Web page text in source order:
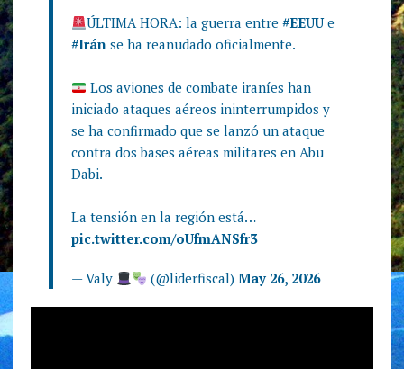
ÚLTIMA HORA: la guerra entre #EEUUe
#Iránse ha reanudado oficialmente.
Los aviones de combate iraníes han
iniciado ataques aéreos ininterrumpidos y
se ha confirmado que se lanzó un ataque
contra dos bases aéreas militares en Abu
Dabi.
La tensión en la región está…
pic.twitter.com/oUfmANSfr3
— Valy (@liderfiscal) May 26, 2026